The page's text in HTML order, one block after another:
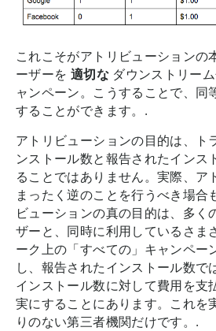
これこそがアトリビューションの
ーザーを 適切なダウンストリー
ャンペーン。こうすることで、同
することができます。.
アトリビューションの目的は、ト
ンストール数と報告されたインス
ることではありません。実際、ア
まったく逆のことを行うべき場合
ビューションの真の目的は、多く
ザーと、同時に利用しているさま
ーク上の「すべての」キャンペー
し、報告されたインストール数で
インストール数に対して費用を支
実にすることにあります。これを
りのない第三者機関だけです。.